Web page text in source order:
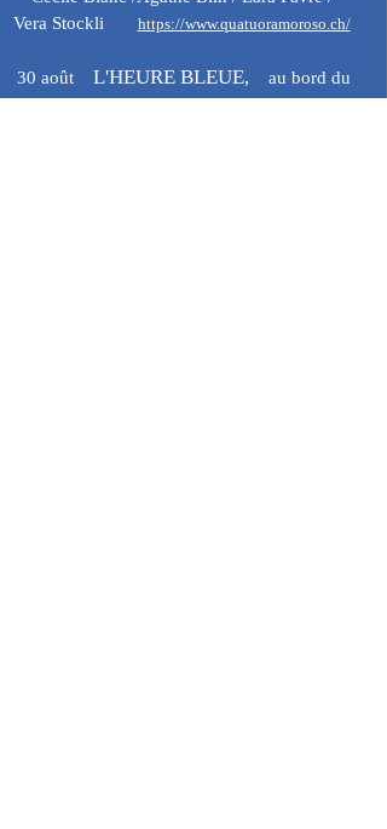
Vera Stockli https://www.quatuoramoroso.ch/
30 août L'HEURE BLEUE, au bord du
lac